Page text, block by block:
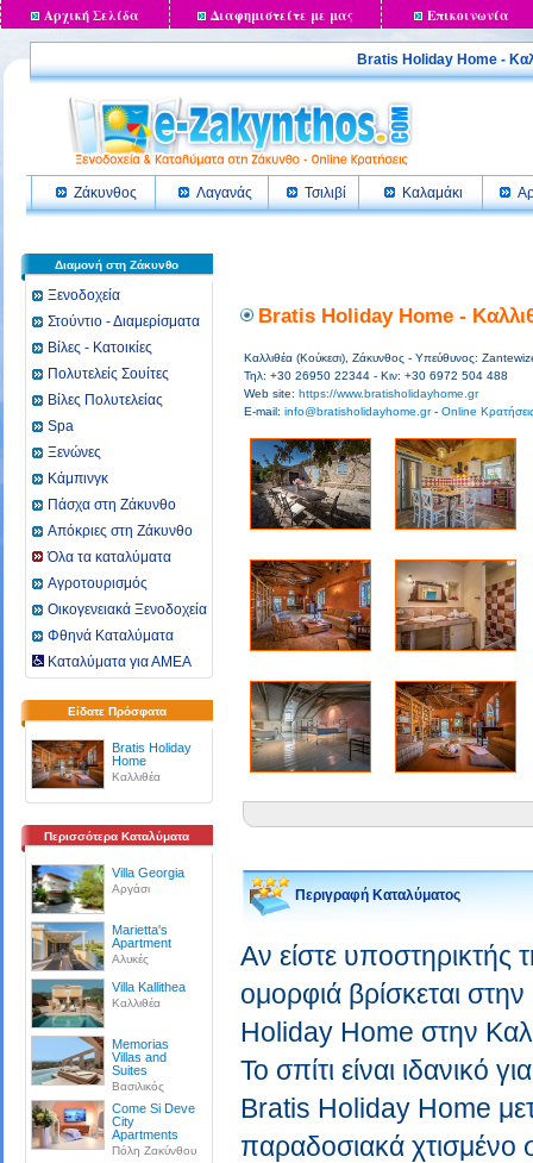
Αρχική Σελίδα Διαφημιστείτε με μας Επικοινωνία
Bratis Holiday Home -
Ζάκυνθος Λαγανάς Τσιλιβί Καλαμάκι
Διαμονή στη Ζάκυνθο
Ξενοδοχεία
Στούντιο - Διαμερίσματα
Βίλες - Κατοικίες
Πολυτελείς Σουίτες
Βίλες Πολυτελείας
Spa
Ξενώνες
Κάμπινγκ
Πάσχα στη Ζάκυνθο
Απόκριες στη Ζάκυνθο
Όλα τα καταλύματα
Αγροτουρισμός
Οικογενειακά Ξενοδοχεία
Φθηνά Καταλύματα
Καταλύματα για ΑΜΕΑ
Είδατε Πρόσφατα
Bratis Holiday
Home
Καλλιθέα
Περισσότερα Καταλύματα
Villa Georgia
Αργάσι
Marietta's
Apartment
Αλυκές
Villa Kallithea
Καλλιθέα
Memorias
Villas and
Suites
Βασιλικός
Come Si Deve
City
Apartments
Πόλη Ζακύνθου
Bratis Holiday Home -
Καλλιθέα (Κούκεσι), Ζάκυνθος - Υπεύθυνος:
Τηλ: +30 26950 22344 - Κιν: +30 6972 504 488
Web site: https://www.bratisholidayhome.gr
E-mail: info@bratisholidayhome.gr- Online
Περιγραφή Καταλύματος
Αν είστε υποστηρικτής
ομορφιά βρίσκεται
Holiday Home στην
Το σπίτι είναι ιδανικό
Bratis Holiday Home
παραδοσιακά χτισμένο